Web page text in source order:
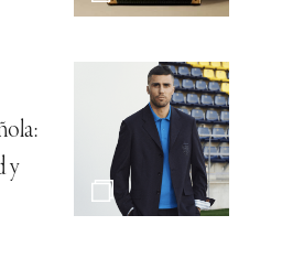
y